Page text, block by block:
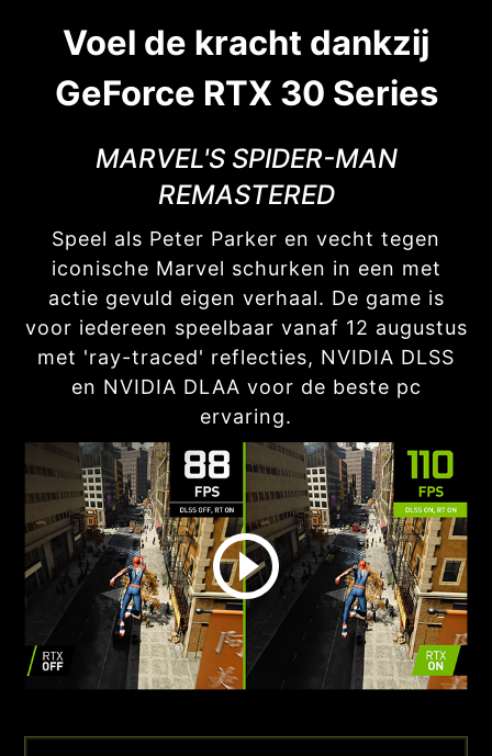
Voel de kracht dankzij
GeForce RTX 30 Series
MARVEL'S SPIDER-MAN
REMASTERED
Speel als Peter Parker en vecht tegen
iconische Marvel schurken in een met
actie gevuld eigen verhaal. De game is
voor iedereen speelbaar vanaf 12 augustus
met 'ray-traced' reflecties, NVIDIA DLSS
en NVIDIA DLAA voor de beste pc
ervaring.